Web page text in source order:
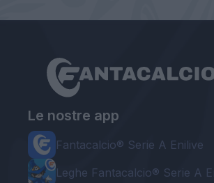
Le nostre app
Fantacalcio® Serie A Enilive
Leghe Fantacalcio® Serie A